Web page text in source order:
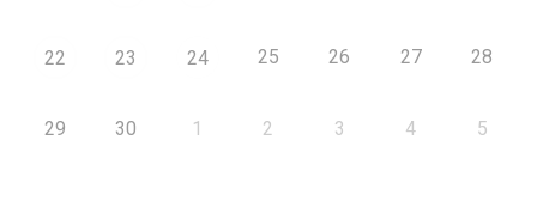
22 23 24 25 26 27 28
29 30 1 2 3 4 5